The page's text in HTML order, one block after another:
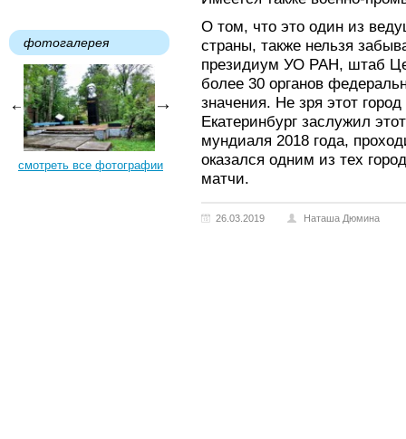
фотогалерея
смотреть все фотографии
О том, что это один из
страны, также нельзя
президиум УО РАН, штаб
более 30 органов
значения. Не зря этот
Екатеринбург заслужил
мундиаля 2018 года,
оказался одним из тех
матчи.
26.03.2019 Наташа Дюмина